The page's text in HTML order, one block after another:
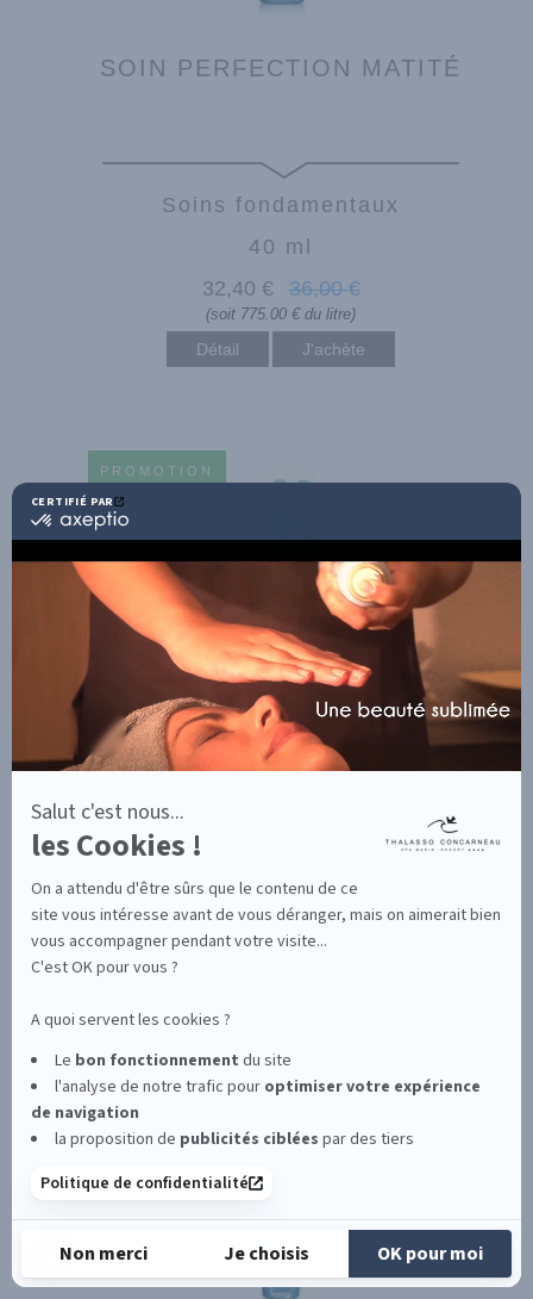
CERTIFIÉ PAR
certifié
plus
Salut c'est nous...
les Cookies !
On a attendu d'être sûrs que le contenu de ce
site vous intéresse avant de vous déranger, mais on aimerait bien
vous accompagner pendant votre visite...
C'est OK pour vous ?
A quoi servent les cookies ?
Le bon fonctionnement du site
l'analyse de notre trafic pour optimiservotre expérience
de navigation
la proposition de publicités ciblées par des tiers
Politique de confidentialité
Non merci Je choisis OK pour moi
SOIN PERFECTION MATITÉ
Soins fondamentaux
40 ml
32,40 € 36,00 €
(soit 775.00 € du litre)
Détail
PROMOTION
CONCENTRÉ RÉGULATEUR
INTENSE
Soins fondamentaux
1.2 ml * 7
27,90 € 31,00
PROMOTION